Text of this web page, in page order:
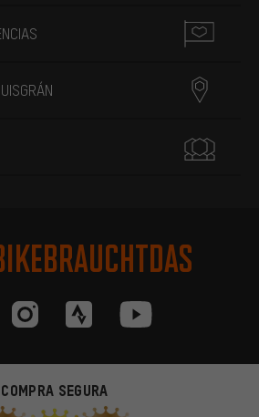
COMPRA SEGURA